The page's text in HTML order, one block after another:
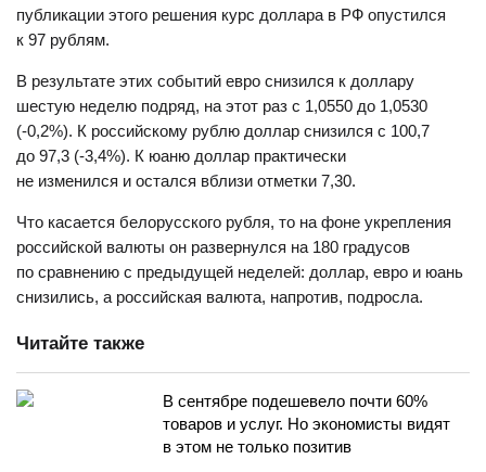
публикации этого решения курс доллара в РФ опустился
к 97 рублям.
В результате этих событий евро снизился к доллару
шестую неделю подряд, на этот раз с 1,0550 до 1,0530
(-0,2%). К российскому рублю доллар снизился с 100,7
до 97,3 (-3,4%). К юаню доллар практически
не изменился и остался вблизи отметки 7,30.
Что касается белорусского рубля, то на фоне укрепления
российской валюты он развернулся на 180 градусов
по сравнению с предыдущей неделей: доллар, евро и юань
снизились, а российская валюта, напротив, подросла.
Читайте также
В сентябре подешевело почти 60%
товаров и услуг. Но экономисты видят
в этом не только позитив